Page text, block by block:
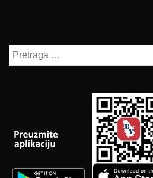
Pretraga
za: